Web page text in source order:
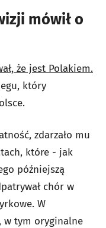
mówił o
że jest Polakiem.
który
zdarzało mu
które - jak
późniejszą
chór w
W
w tym oryginalne